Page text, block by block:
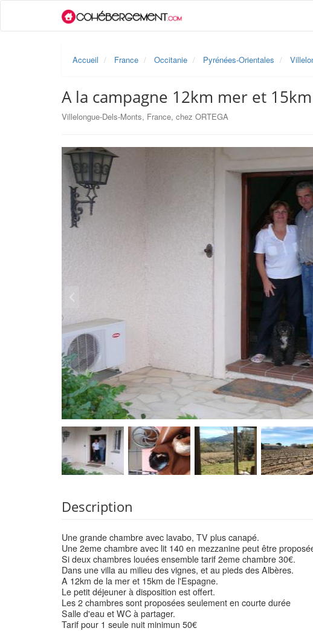
Accueil France Occitanie Pyrénées-Orientales
A la campagne 12km mer et 15km
Villelongue-Dels-Monts, France, chez ORTEGA
Description
Une grande chambre avec lavabo, TV plus canapé.
Une 2eme chambre avec lit 140 en mezzanine peut être
Si deux chambres louées ensemble tarif 2eme chambre 30€.
Dans une villa au milieu des vignes, et au pieds des Albères.
A 12km de la mer et 15km de l'Espagne.
Le petit déjeuner à disposition est offert.
Les 2 chambres sont proposées seulement en courte durée
Salle d'eau et WC à partager.
Tarif pour 1 seule nuit minimun 50€